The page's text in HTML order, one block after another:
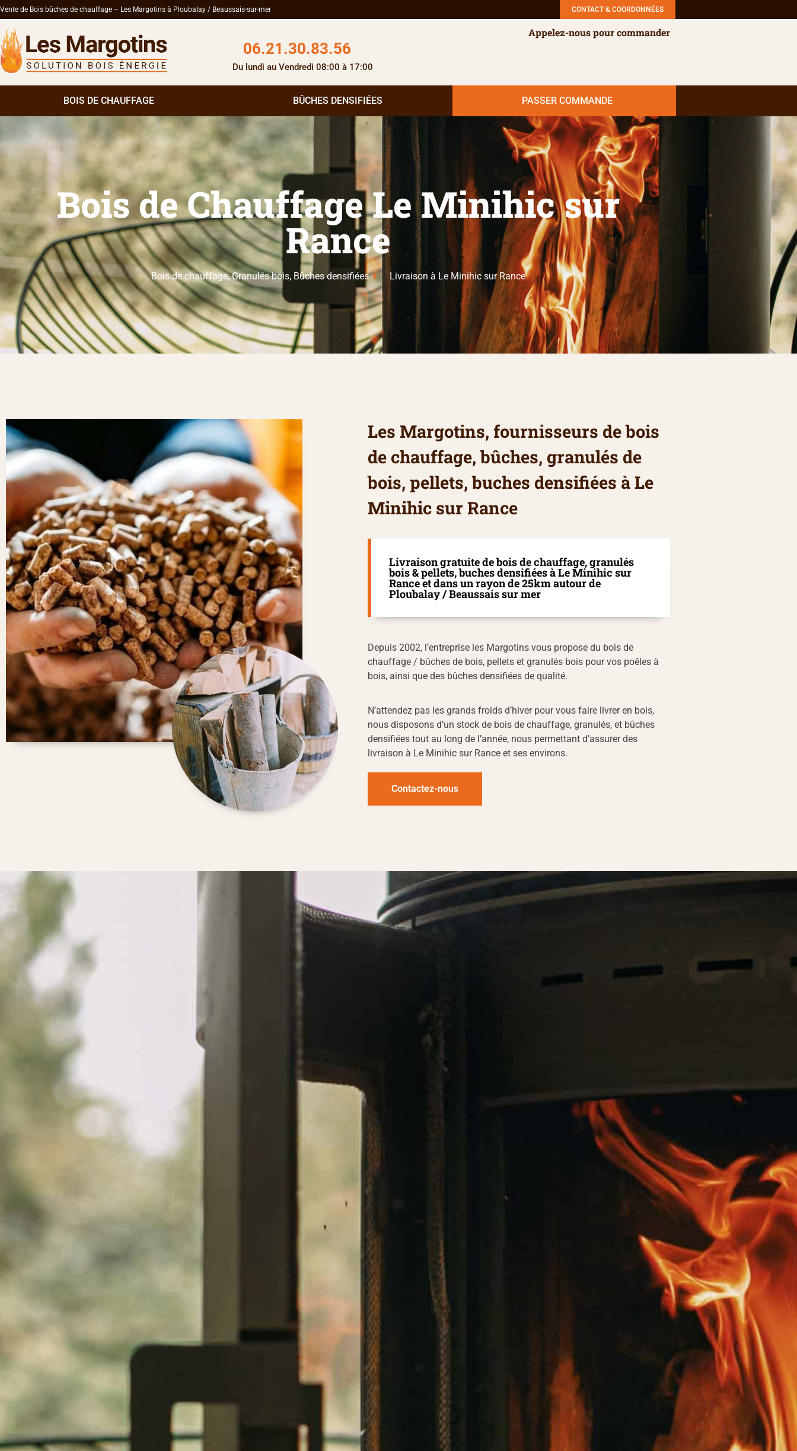
Vente de Bois bûches de chauffage – Les Margotins à Ploubalay / Beaussais-sur-mer CONTACT & COORDONNÉES
Appelez-nous pour commander
06.21.30.83.56
Du lundi au Vendredi 08:00 à 17:00
BOIS DE CHAUFFAGE BÛCHES DENSIFIÉES PASSER COMMANDE
Bois de Chauffage Le Minihic sur
Rance
Bois de chauffage, Granulés bois, Bûches densifiées Livraison à Le Minihic sur Rance
Les Margotins, fournisseurs de bois
de chauffage, bûches, granulés de
bois, pellets, buches densifiées à Le
Minihic sur Rance
Livraison gratuite de bois de chauffage, granulés
bois & pellets, buches densifiées à Le Minihic sur
Rance et dans un rayon de 25km autour de
Ploubalay / Beaussais sur mer
Depuis 2002, l’entreprise les Margotins vous propose du bois de
chauffage / bûches de bois, pellets et granulés bois pour vos poêles à
bois, ainsi que des bûches densifiées de qualité.
N’attendez pas les grands froids d’hiver pour vous faire livrer en bois,
nous disposons d’un stock de bois de chauffage, granulés, et bûches
densifiées tout au long de l’année, nous permettant d’assurer des
livraison à Le Minihic sur Rance et ses environs.
Contactez-nous